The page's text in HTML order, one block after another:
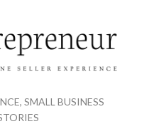
SMALL BUSINESS